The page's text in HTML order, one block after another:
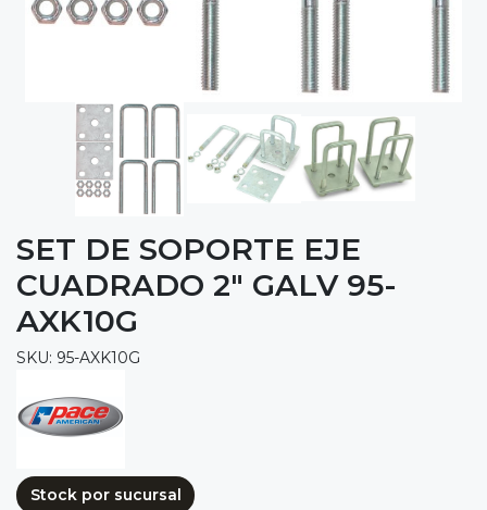
SET DE SOPORTE EJE
CUADRADO 2" GALV 95-
AXK10G
SKU: 95-AXK10G
Stock por sucursal